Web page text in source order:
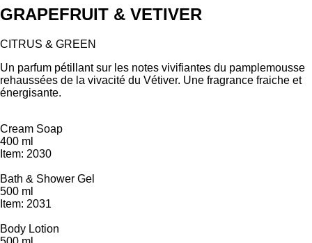
GRAPEFRUIT & VETIVER
CITRUS & GREEN
Un parfum pétillant sur les notes vivifiantes du pamplemousse
rehaussées de la vivacité du Vétiver. Une fragrance fraiche et
énergisante.
Cream Soap
400 ml
Item: 2030
Bath & Shower Gel
500 ml
Item: 2031
Body Lotion